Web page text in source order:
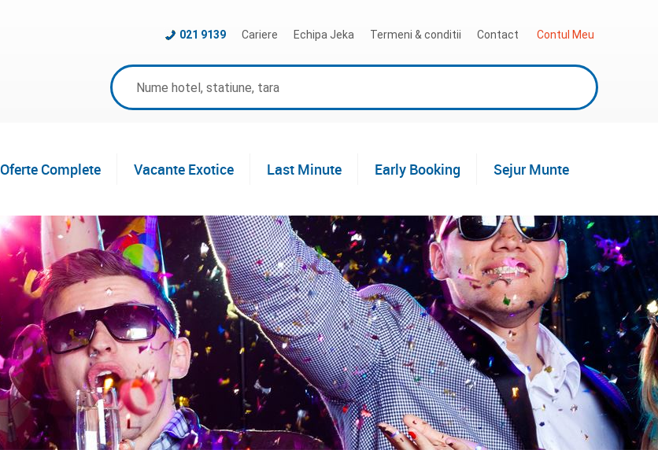
Cariere Echipa Jeka Termeni & conditii Contact Contul Meu
021 9139
Oferte Complete Vacante Exotice Last Minute Early Booking Sejur Munte